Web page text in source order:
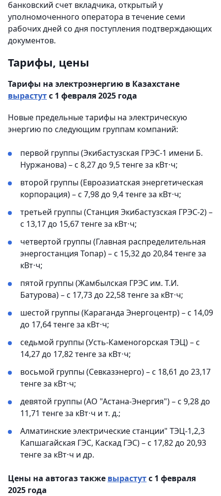
банковский счет вкладчика, открытый у
уполномоченного оператора в течение семи
рабочих дней со дня поступления подтверждающих
документов.
Тарифы, цены
Тарифы на электроэнергию в Казахстане
вырастутс 1 февраля 2025 года
Новые предельные тарифы на электрическую
энергию по следующим группам компаний:
первой группы (Экибастузская ГРЭС-1 имени Б.
Нуржанова) – с 8,27 до 9,5 тенге за кВт⋅ч;
второй группы (Евроазиатская энергетическая
корпорация) – с 7,98 до 9,4 тенге за кВт⋅ч;
третьей группы (Станция Экибастузская ГРЭС-2) –
с 13,17 до 15,67 тенге за кВт⋅ч;
четвертой группы (Главная распределительная
энергостанция Топар) – с 15,32 до 20,84 тенге за
кВт⋅ч;
пятой группы (Жамбылская ГРЭС им. Т.И.
Батурова) – с 17,73 до 22,58 тенге за кВт⋅ч;
шестой группы (Караганда Энергоцентр) – с 14,09
до 17,64 тенге за кВт⋅ч;
седьмой группы (Усть-Каменогорская ТЭЦ) – с
14,27 до 17,82 тенге за кВт⋅ч;
восьмой группы (Севказэнерго) – с 18,61 до 23,17
тенге за кВт⋅ч;
девятой группы (АО "Астана-Энергия") – с 9,28 до
11,71 тенге за кВт⋅ч и т. д.;
Алматинские электрические станции" ТЭЦ-1,2,3
Капшагайская ГЭС, Каскад ГЭС) – с 17,82 до 20,93
тенге за кВт⋅ч и др.
Цены на автогаз также вырастутс 1 февраля
2025 года